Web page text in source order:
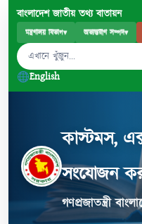
বাংলাদেশ জাতীয় তথ্য বাতায়ন
মন্ত্রণালয় বিভাগ▾ অভ্যন্তরীণ সম্পদ▾
English
কাস্টমস,
সংযোজন কর
গণপ্রজাতন্ত্রী